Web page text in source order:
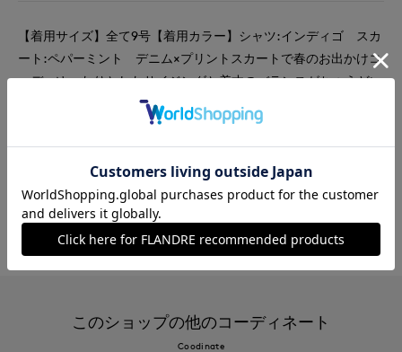
【着用サイズ】全て9号【着用カラー】シャツ:インディゴ スカ
ート:ペパーミント デニム×プリントスカートで春のお出かけコ
ーデ。ゆったりとしたサイジングと着丈のバランスがちょうどい
いデニムシャツは程よい厚みで季節の変わり目にぴったり。柔ら
かい着心地でロングシーズン活躍のアイテムです。INEDオリジ
ナルプリントのスカートで一気に装いも気分も春の始まりです。
#スカート #シャツ #休日 #デニム
#おでかけ #バッグ
このショップの他のコーディネート
Coodinate